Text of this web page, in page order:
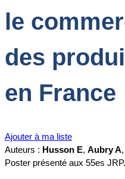
le
des
en France
Ajouter à ma liste
Auteurs : Husson E, Aubry A,
Poster présenté aux 55es JRP.